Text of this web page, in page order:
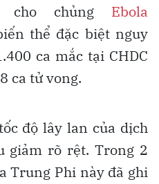
cho chủng Ebola
thể đặc biệt nguy
ca mắc tại CHDC
ca tử vong.
độ lây lan của dịch
giảm rõ rệt. Trong 2
Trung Phi này đã ghi